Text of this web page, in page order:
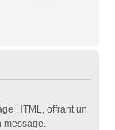
HTML, offrant un